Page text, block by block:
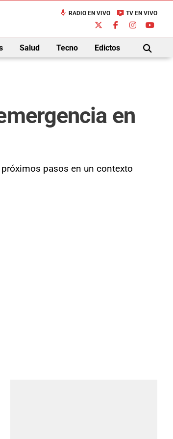
mic RADIO EN VIVO live_tv TV EN VIVO
Salud Tecno Edictos
BUSCAR
en
pasos en un contexto